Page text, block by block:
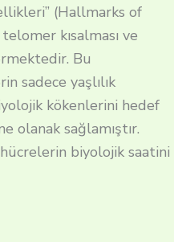
(Hallmarks of
kısalması ve
Bu
sadece yaşlılık
kökenlerini hedef
sağlamıştır.
biyolojik saatini